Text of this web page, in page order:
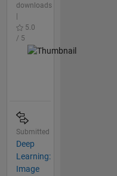
downloads
5.0
/ 5
Submitted
Deep
Learning:
Image